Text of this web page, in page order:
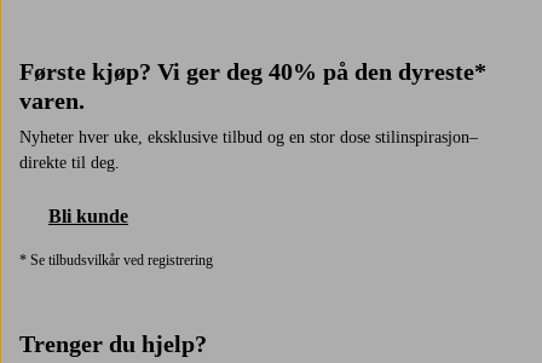
Første kjøp? Vi ger deg 40% på den dyreste*
varen.
Nyheter hver uke, eksklusive tilbud og en stor dose stilinspirasjon–
direkte til deg.
Bli kunde
* Se tilbudsvilkår ved registrering
Trenger du hjelp?